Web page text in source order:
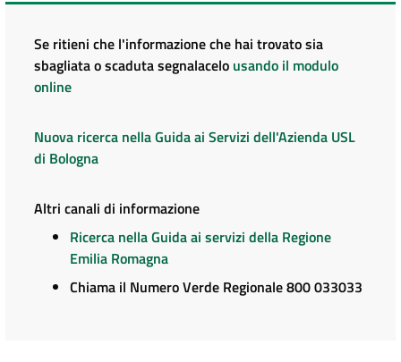
Se ritieni che l'informazione che hai trovato sia
sbagliata o scaduta segnalacelo usando il modulo
online
Nuova ricerca nella Guida ai Servizi dell'Azienda USL
di Bologna
Altri canali di informazione
Ricerca nella Guida ai servizi della Regione
Emilia Romagna
Chiama il Numero Verde Regionale 800 033033